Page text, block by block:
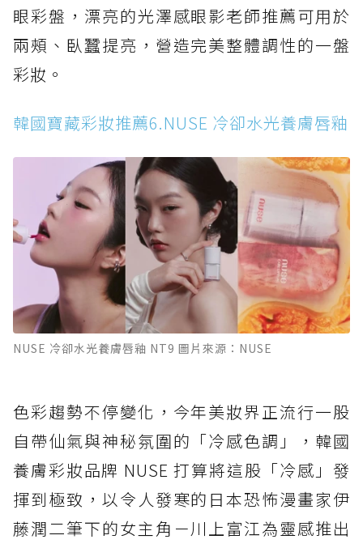
眼彩盤，漂亮的光澤感眼影老師推薦可用於
兩頰、臥蠶提亮，營造完美整體調性的一盤
彩妝。
韓國寶藏彩妝推薦6.NUSE 冷卻水光養膚唇釉
NUSE 冷卻水光養膚唇釉 NT9 圖片來源：NUSE
色彩趨勢不停變化，今年美妝界正流行一股
自帶仙氣與神秘氛圍的「冷感色調」，韓國
養膚彩妝品牌 NUSE 打算將這股「冷感」發
揮到極致，以令人發寒的日本恐怖漫畫家伊
藤潤二筆下的女主角－川上富江為靈感推出